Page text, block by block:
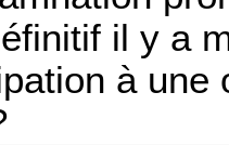
il y a
à une